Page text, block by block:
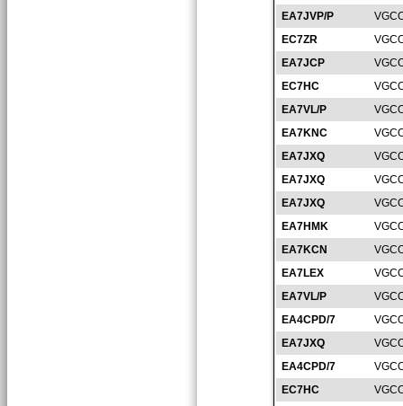
EA7JVP/P
EC7ZR
EA7JCP
EC7HC
EA7VL/P
EA7KNC
EA7JXQ
EA7JXQ
EA7JXQ
EA7HMK
EA7KCN
EA7LEX
EA7VL/P
EA4CPD/7
EA7JXQ
EA4CPD/7
EC7HC